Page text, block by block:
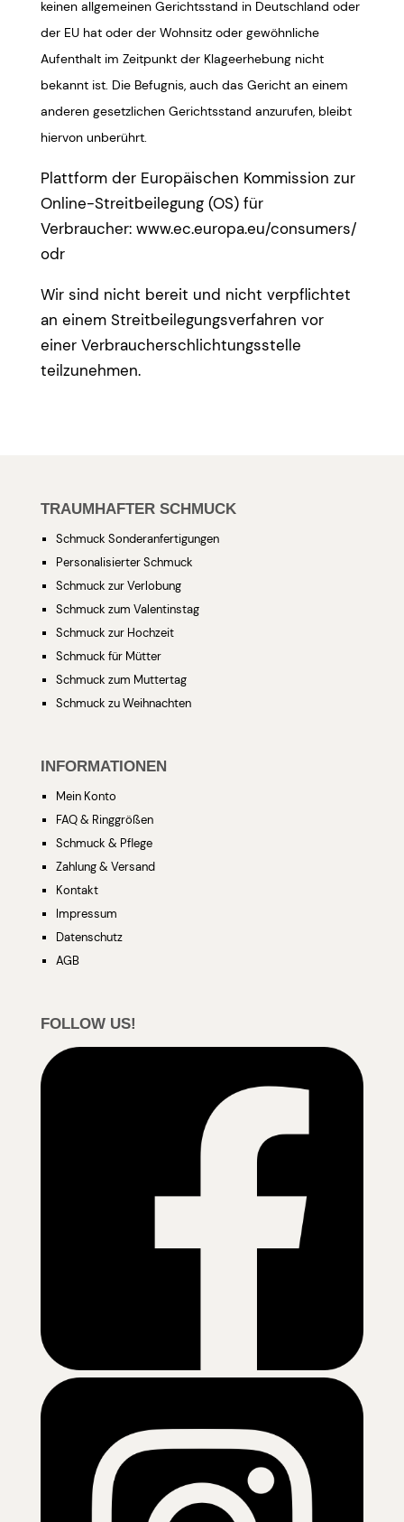
keinen allgemeinen Gerichtsstand in Deutschland oder
der EU hat oder der Wohnsitz oder gewöhnliche
Aufenthalt im Zeitpunkt der Klageerhebung nicht
bekannt ist. Die Befugnis, auch das Gericht an einem
anderen gesetzlichen Gerichtsstand anzurufen, bleibt
hiervon unberührt.
Plattform der Europäischen Kommission zur
Online-Streitbeilegung (OS) für
Verbraucher: www.ec.europa.eu/consumers/
odr
Wir sind nicht bereit und nicht verpflichtet
an einem Streitbeilegungsverfahren vor
einer Verbraucherschlichtungsstelle
teilzunehmen.
TRAUMHAFTER SCHMUCK
Schmuck Sonderanfertigungen
Personalisierter Schmuck
Schmuck zur Verlobung
Schmuck zum Valentinstag
Schmuck zur Hochzeit
Schmuck für Mütter
Schmuck zum Muttertag
Schmuck zu Weihnachten
INFORMATIONEN
Mein Konto
FAQ & Ringgrößen
Schmuck & Pflege
Zahlung & Versand
Kontakt
Impressum
Datenschutz
AGB
FOLLOW US!